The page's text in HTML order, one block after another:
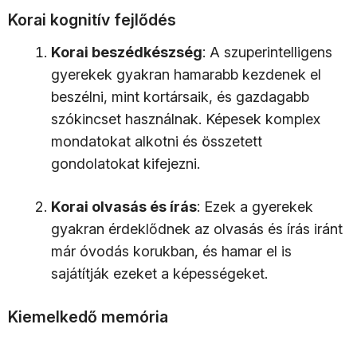
Korai kognitív fejlődés
Korai beszédkészség: A szuperintelligens
gyerekek gyakran hamarabb kezdenek el
beszélni, mint kortársaik, és gazdagabb
szókincset használnak. Képesek komplex
mondatokat alkotni és összetett
gondolatokat kifejezni.
Korai olvasás és írás: Ezek a gyerekek
gyakran érdeklődnek az olvasás és írás iránt
már óvodás korukban, és hamar el is
sajátítják ezeket a képességeket.
Kiemelkedő memória